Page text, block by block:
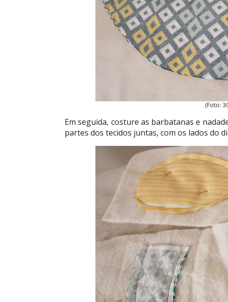
(Foto:
Em seguida, costure as barbatanas e
partes dos tecidos juntas, com os lados do